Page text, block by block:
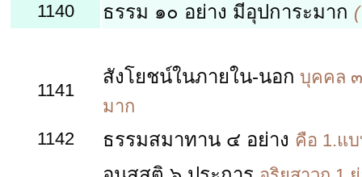
1140
ธรรม ๑๐ อย่าง มีอุปการะมาก
1141
สังโยชน์ในภายใน-นอก บุคคล
มาก
1142
ธรรมสมาทาน ๔ อย่าง คือ 1.แ